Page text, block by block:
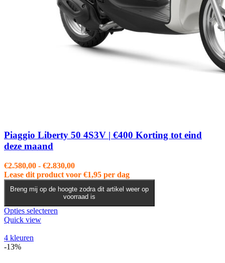
Piaggio Liberty 50 4S3V | €400 Korting tot eind
deze maand
€2.580,00 - €2.830,00Prijsklasse:
€2.580,00
tot
€2.830,00
Lease dit product voor €1,95 per dag
Breng mij op de hoogte zodra dit artikel weer op
voorraad is
Opties selecteren
Quick view
4 kleuren
-13%